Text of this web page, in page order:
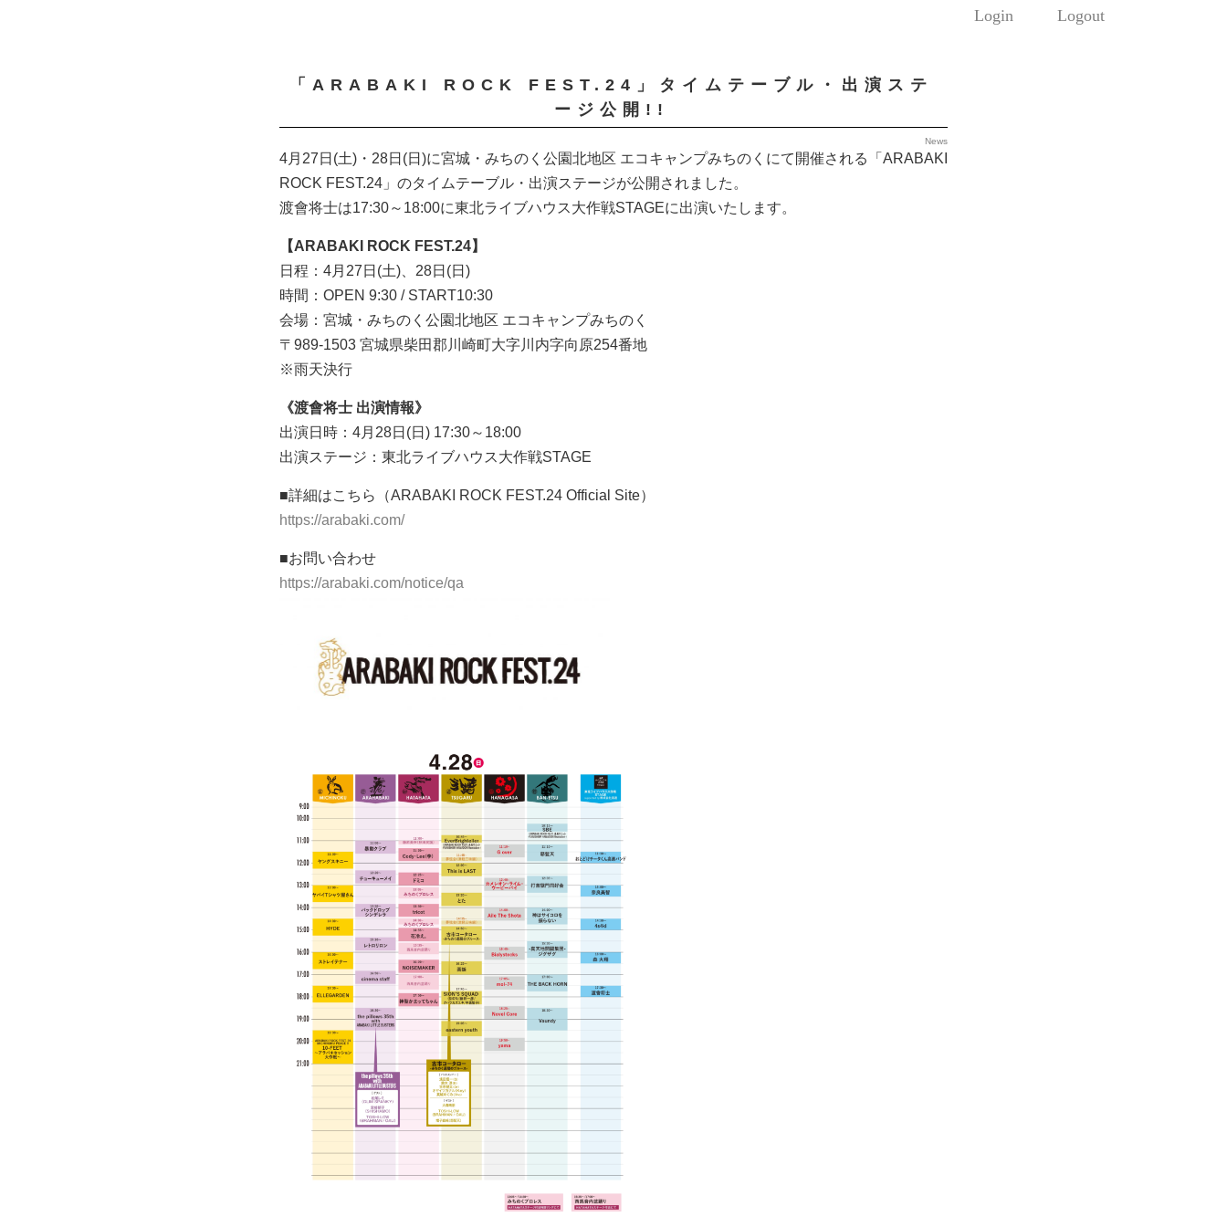
Login Logout
「ARABAKI ROCK FEST.24」タイムテーブル・出演ステ
ージ公開!!
News
4月27日(土)・28日(日)に宮城・みちのく公園北地区 エコキャンプみちのくにて開催される「ARABAKI
ROCK FEST.24」のタイムテーブル・出演ステージが公開されました。
渡會将士は17:30～18:00に東北ライブハウス大作戦STAGEに出演いたします。
【ARABAKI ROCK FEST.24】
日程：4月27日(土)、28日(日)
時間：OPEN 9:30 / START10:30
会場：宮城・みちのく公園北地区 エコキャンプみちのく
〒989-1503 宮城県柴田郡川崎町大字川内字向原254番地
※雨天決行
《渡會将士 出演情報》
出演日時：4月28日(日) 17:30～18:00
出演ステージ：東北ライブハウス大作戦STAGE
■詳細はこちら（ARABAKI ROCK FEST.24 Official Site）
https://arabaki.com/
■お問い合わせ
https://arabaki.com/notice/qa